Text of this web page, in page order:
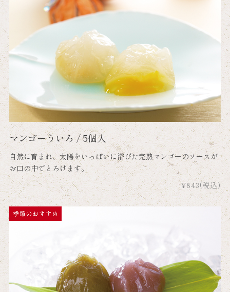
マンゴーういろ / 5個入
自然に育まれ、太陽をいっぱいに浴びた完熟マンゴーのソースが
お口の中でとろけます。
¥843(税込)